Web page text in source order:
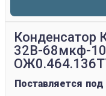
Конденсатор
32В-68мкф-
Поставляется под